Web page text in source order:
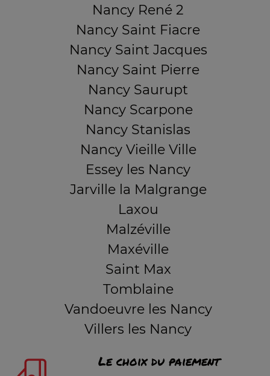
Nancy René 2
Nancy Saint Fiacre
Nancy Saint Jacques
Nancy Saint Pierre
Nancy Saurupt
Nancy Scarpone
Nancy Stanislas
Nancy Vieille Ville
Essey les Nancy
Jarville la Malgrange
Laxou
Malzéville
Maxéville
Saint Max
Tomblaine
Vandoeuvre les Nancy
Villers les Nancy
Le choix du paiement